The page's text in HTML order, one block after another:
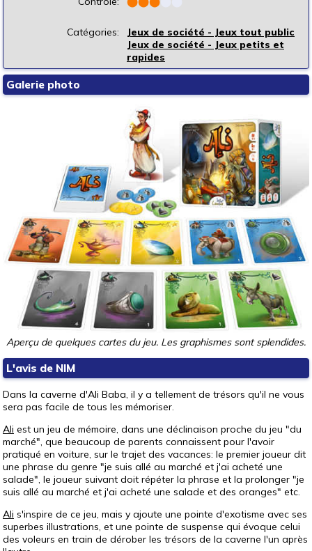
Catégories:
Jeux de société - Jeux tout public
Jeux de société - Jeux petits et
rapides
Galerie photo
Aperçu de quelques cartes du jeu. Les graphismes sont splendides.
L'avis de NIM
Dans la caverne d'Ali Baba, il y a tellement de trésors qu'il ne vous
sera pas facile de tous les mémoriser.
Ali est un jeu de mémoire, dans une déclinaison proche du jeu "du
marché", que beaucoup de parents connaissent pour l'avoir
pratiqué en voiture, sur le trajet des vacances: le premier joueur dit
une phrase du genre "je suis allé au marché et j'ai acheté une
salade", le joueur suivant doit répéter la phrase et la prolonger "je
suis allé au marché et j'ai acheté une salade et des oranges" etc.
Ali s'inspire de ce jeu, mais y ajoute une pointe d'exotisme avec ses
superbes illustrations, et une pointe de suspense qui évoque celui
des voleurs en train de dérober les trésors de la caverne l'un après